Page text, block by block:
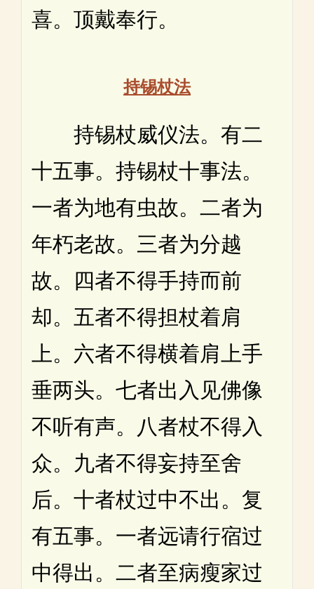
喜。顶戴奉行。
持锡杖法
持锡杖威仪法。有二
十五事。持锡杖十事法。
一者为地有虫故。二者为
年朽老故。三者为分越
故。四者不得手持而前
却。五者不得担杖着肩
上。六者不得横着肩上手
垂两头。七者出入见佛像
不听有声。八者杖不得入
众。九者不得妄持至舍
后。十者杖过中不出。复
有五事。一者远请行宿过
中得出。二者至病瘦家过